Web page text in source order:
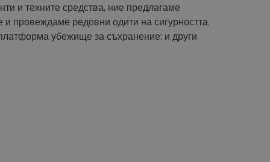
и техните средства, ние предлагаме
провеждаме редовни одити на сигурността.
убежище за съхранение: и други